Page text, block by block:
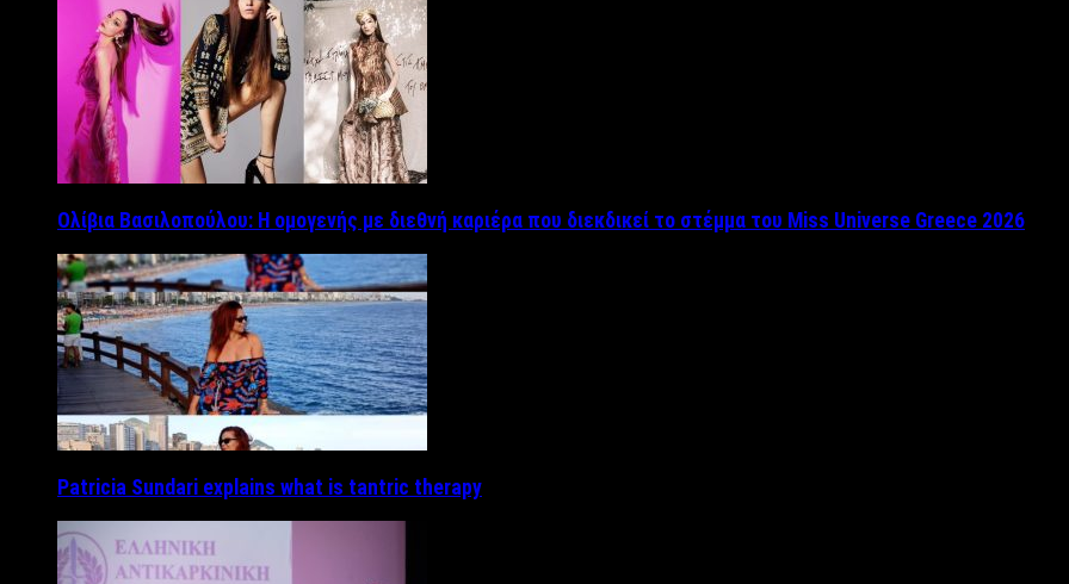
Ολίβια Βασιλοπούλου: Η ομογενής με διεθνή καριέρα που διεκδικεί το στέμμα του Miss Universe Greece 2026
Patricia Sundari explains what is tantric therapy